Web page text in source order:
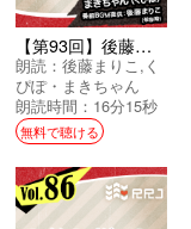
【第93回】後藤まりことくぴぽ・まきちゃんのRock’N’Roll Journey
朗読：後藤まりこ , く
ぴぽ・まきちゃん
朗読時間：16分15秒
無料で聴ける